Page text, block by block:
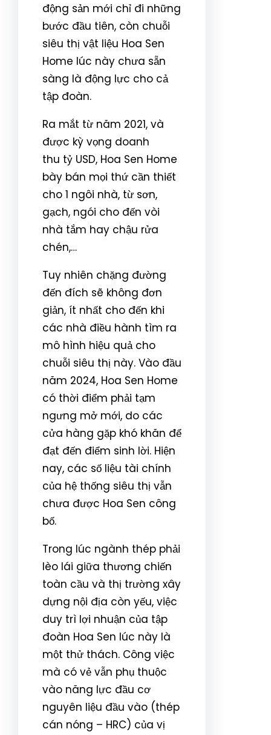
động sản mới chỉ đi những
bước đầu tiên, còn chuỗi
siêu thị vật liệu Hoa Sen
Home lúc này chưa sẵn
sàng là động lực cho cả
tập đoàn.
Ra mắt từ năm 2021, và
được kỳ vọng doanh
thu tỷ USD, Hoa Sen Home
bày bán mọi thứ cần thiết
cho 1 ngôi nhà, từ sơn,
gạch, ngói cho đến vòi
nhà tắm hay chậu rửa
chén,…
Tuy nhiên chặng đường
đến đích sẽ không đơn
giản, ít nhất cho đến khi
các nhà điều hành tìm ra
mô hình hiệu quả cho
chuỗi siêu thị này. Vào đầu
năm 2024, Hoa Sen Home
có thời điểm phải tạm
ngưng mở mới, do các
cửa hàng gặp khó khăn để
đạt đến điểm sinh lời. Hiện
nay, các số liệu tài chính
của hệ thống siêu thị vẫn
chưa được Hoa Sen công
bố.
Trong lúc ngành thép phải
lèo lái giữa thương chiến
toàn cầu và thị trường xây
dựng nội địa còn yếu, việc
duy trì lợi nhuận của tập
đoàn Hoa Sen lúc này là
một thử thách. Công việc
mà có vẻ vẫn phụ thuộc
vào năng lực đầu cơ
nguyên liệu đầu vào (thép
cán nóng – HRC) của vị